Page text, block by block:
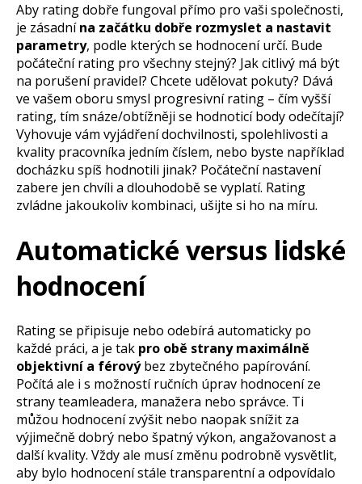
Aby rating dobře fungoval přímo pro vaši společnosti,
je zásadní na začátku dobře rozmyslet a nastavit
parametry, podle kterých se hodnocení určí. Bude
počáteční rating pro všechny stejný? Jak citlivý má být
na porušení pravidel? Chcete udělovat pokuty? Dává
ve vašem oboru smysl progresivní rating – čím vyšší
rating, tím snáze/obtížněji se hodnoticí body odečítají?
Vyhovuje vám vyjádření dochvilnosti, spolehlivosti a
kvality pracovníka jedním číslem, nebo byste například
docházku spíš hodnotili jinak? Počáteční nastavení
zabere jen chvíli a dlouhodobě se vyplatí. Rating
zvládne jakoukoliv kombinaci, ušijte si ho na míru.
Automatické versus lidské
hodnocení
Rating se připisuje nebo odebírá automaticky po
každé práci, a je tak pro obě strany maximálně
objektivní a férový bez zbytečného papírování.
Počítá ale i s možností ručních úprav hodnocení ze
strany teamleadera, manažera nebo správce. Ti
můžou hodnocení zvýšit nebo naopak snížit za
výjimečně dobrý nebo špatný výkon, angažovanost a
další kvality. Vždy ale musí změnu podrobně vysvětlit,
aby bylo hodnocení stále transparentní a odpovídalo